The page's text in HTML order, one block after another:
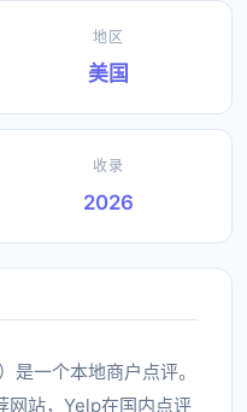
地区
美国
收录
2026
是一个本地商户点评。
网站，Yelp在国内点评